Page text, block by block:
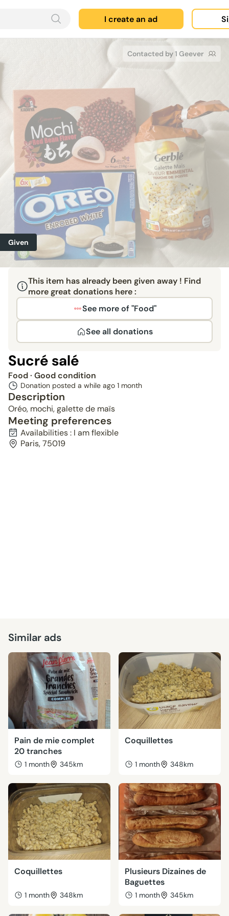
I create an ad
Contacted by 1 Geever
Given
This item has already been given away ! Find
more great donations here :
See more of "Food"
See all donations
Sucré salé
Food· Good condition
Donation posted a while ago 1 month
Description
Oréo, mochi, galette de maïs
Meeting preferences
Availabilities : I am flexible
Paris, 75019
Similar ads
Pain de mie complet
20 tranches
1 month 345km
Coquillettes
1 month 348km
Coquillettes
1 month 348km
Plusieurs Dizaines de
Baguettes
1 month 345km